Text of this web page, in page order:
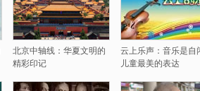
北京中轴线：华夏文明的
精彩印记
云上乐声：音乐是自
儿童最美的表达